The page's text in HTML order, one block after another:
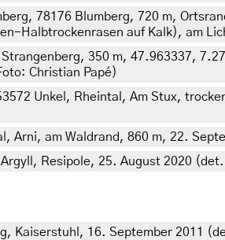
78176 Blumberg, 720 m,
Halbtrockenrasen auf Kalk), am
350 m, 47.963337,
Christian Papé)
Unkel, Rheintal, Am Stux,
Arni, am Waldrand, 860 m, 22.
Resipole, 25. August 2020
Kaiserstuhl, 16. September 2011